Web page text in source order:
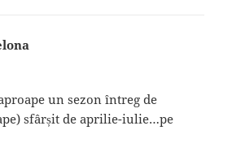
un sezon întreg de
sfârșit de aprilie-iulie…pe